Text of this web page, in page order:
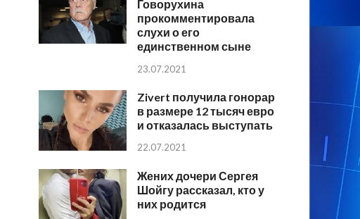
Говорухина
прокомментировала
слухи о его
единственном сыне
23.07.2021
Zivert получила гонорар
в размере 12 тысяч евро
и отказалась выступать
22.07.2021
Жених дочери Сергея
Шойгу рассказал, кто у
них родится